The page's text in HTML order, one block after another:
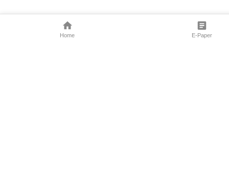
Home E-Paper